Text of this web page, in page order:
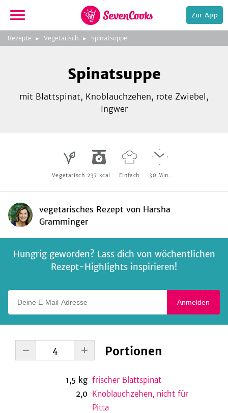
zur
Startseite
Zur App
Rezepte Vegetarisch Spinatsuppe
Spinatsuppe
mit Blattspinat, Knoblauchzehen, rote Zwiebel,
Ingwer
Vegetarisch 237 kcal Einfach 30 Min.
vegetarisches Rezept von Harsha
Gramminger
Hungrig geworden? Lass dich von wöchentlichen
Rezept-Highlights inspirieren!
Anmelden
Portionen
1,5 kg frischer Blattspinat
2,0 Knoblauchzehen, nicht für
Pitta